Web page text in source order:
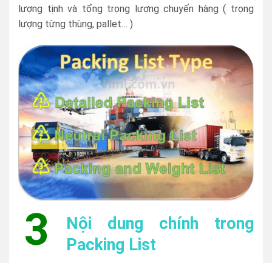
lượng tịnh và tổng trọng lượng chuyến hàng ( trọng
lượng từng thùng, pallet… )
3
Nội dung chính trong
Packing List